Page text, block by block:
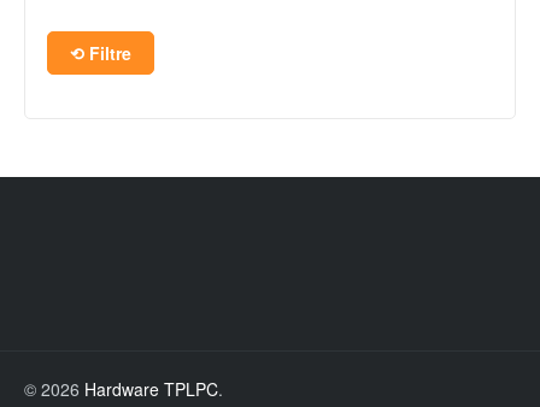
Filtre
© 2026 Hardware TPLPC.